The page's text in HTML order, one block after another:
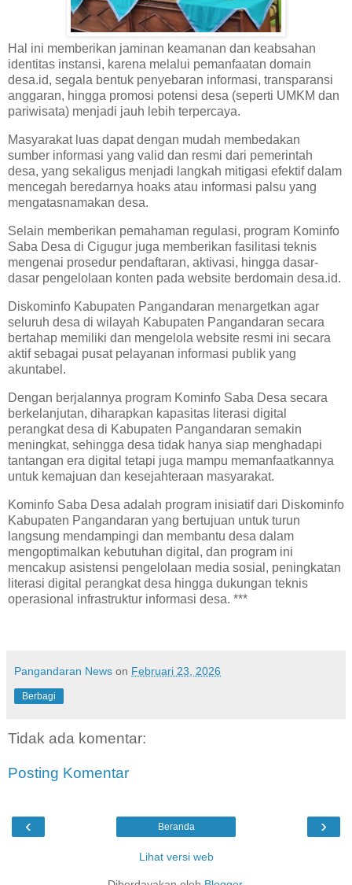
Hal ini memberikan jaminan keamanan dan keabsahan
identitas instansi, karena melalui pemanfaatan domain
desa.id, segala bentuk penyebaran informasi, transparansi
anggaran, hingga promosi potensi desa (seperti UMKM dan
pariwisata) menjadi jauh lebih terpercaya.
Masyarakat luas dapat dengan mudah membedakan
sumber informasi yang valid dan resmi dari pemerintah
desa, yang sekaligus menjadi langkah mitigasi efektif dalam
mencegah beredarnya hoaks atau informasi palsu yang
mengatasnamakan desa.
Selain memberikan pemahaman regulasi, program Kominfo
Saba Desa di Cigugur juga memberikan fasilitasi teknis
mengenai prosedur pendaftaran, aktivasi, hingga dasar-
dasar pengelolaan konten pada website berdomain desa.id.
Diskominfo Kabupaten Pangandaran menargetkan agar
seluruh desa di wilayah Kabupaten Pangandaran secara
bertahap memiliki dan mengelola website resmi ini secara
aktif sebagai pusat pelayanan informasi publik yang
akuntabel.
Dengan berjalannya program Kominfo Saba Desa secara
berkelanjutan, diharapkan kapasitas literasi digital
perangkat desa di Kabupaten Pangandaran semakin
meningkat, sehingga desa tidak hanya siap menghadapi
tantangan era digital tetapi juga mampu memanfaatkannya
untuk kemajuan dan kesejahteraan masyarakat.
Kominfo Saba Desa adalah program inisiatif dari Diskominfo
Kabupaten Pangandaran yang bertujuan untuk turun
langsung mendampingi dan membantu desa dalam
mengoptimalkan kebutuhan digital, dan program ini
mencakup asistensi pengelolaan media sosial, peningkatan
literasi digital perangkat desa hingga dukungan teknis
operasional infrastruktur informasi desa. ***
Pangandaran News on Februari 23, 2026
Berbagi
Tidak ada komentar:
Posting Komentar
‹ ›
Beranda
Lihat versi web